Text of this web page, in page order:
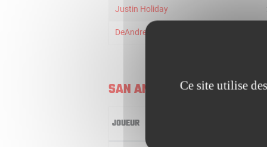
Justin Holiday
DeAndre Jordan
SAN ANTONIO SPURS
JOUEUR
Ce site utilise